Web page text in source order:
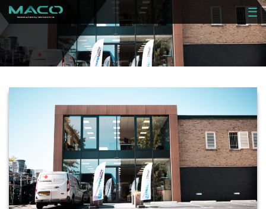
RENOVATIE
PROJECTEN
OVER ONS
CONTACT